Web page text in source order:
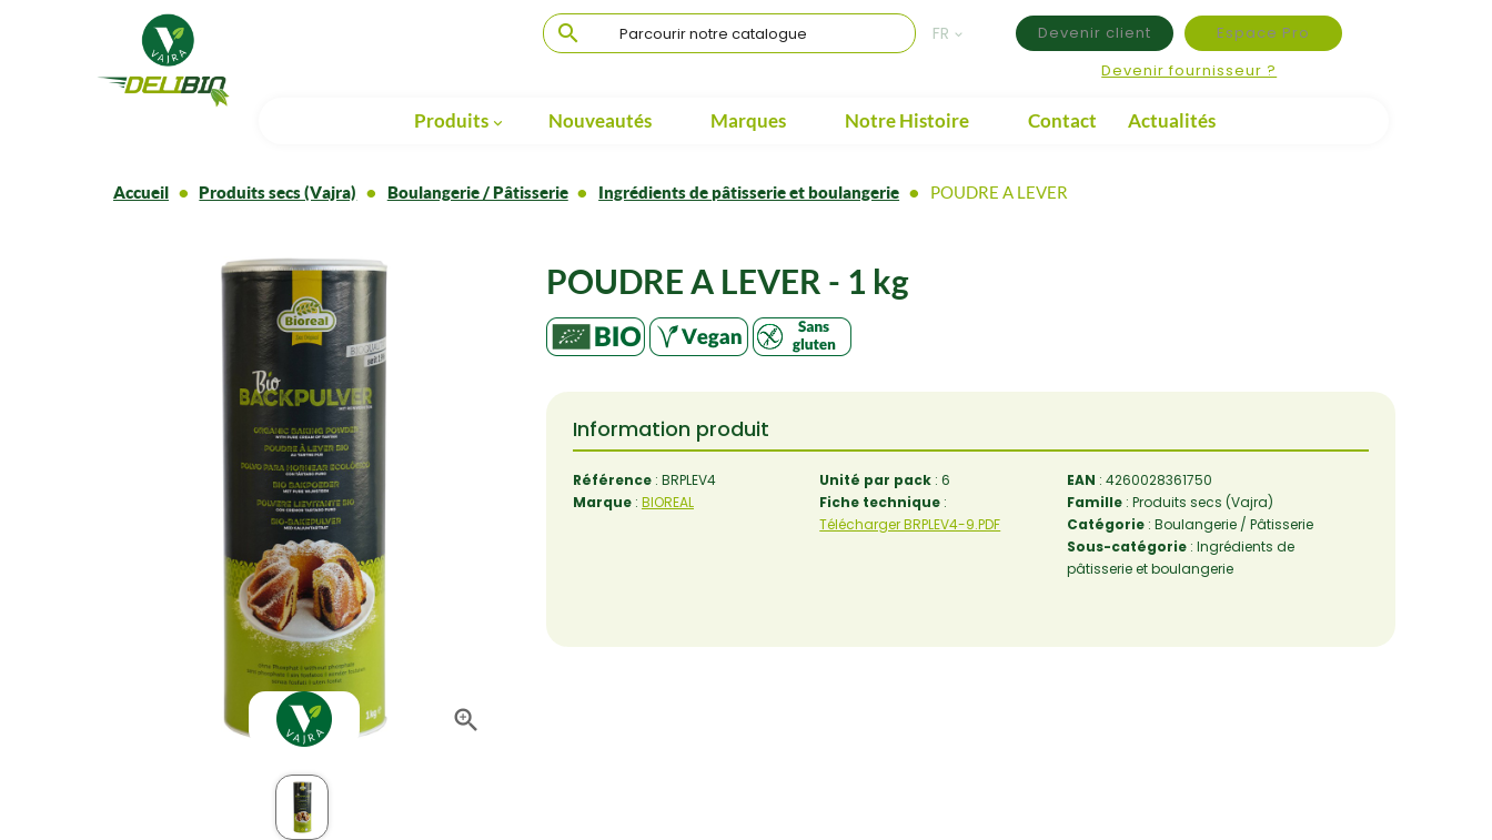
 FR 
Devenir fournisseur ?
Devenir client Espace Pro

Produits Nouveautés Marques Notre Histoire Contact Actualités
Accueil Produits secs (Vajra) Boulangerie / Pâtisserie Ingrédients de pâtisserie et boulangerie POUDRE A LEVER

POUDRE A LEVER - 1 kg
Information produit
Référence: BRPLEV4
Marque: BIOREAL
Unité par pack : 6
Fiche technique :
Télécharger BRPLEV4-9.PDF
EAN : 4260028361750
Famille: Produits secs (Vajra)
Catégorie: Boulangerie / Pâtisserie
Sous-catégorie: Ingrédients de
pâtisserie et boulangerie